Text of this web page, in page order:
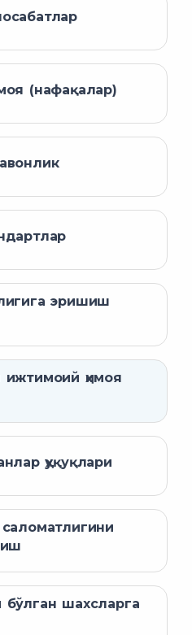
(нафақалар)
эришиш
ҳимоя
ҳуқуқлари
бўлган шахсларга